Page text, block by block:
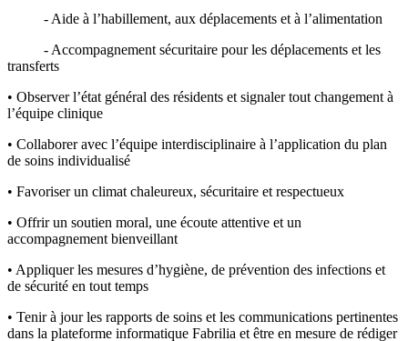
- Aide à l’habillement, aux déplacements et à l’alimentation
- Accompagnement sécuritaire pour les déplacements et les
transferts
• Observer l’état général des résidents et signaler tout changement à
l’équipe clinique
• Collaborer avec l’équipe interdisciplinaire à l’application du plan
de soins individualisé
• Favoriser un climat chaleureux, sécuritaire et respectueux
• Offrir un soutien moral, une écoute attentive et un
accompagnement bienveillant
• Appliquer les mesures d’hygiène, de prévention des infections et
de sécurité en tout temps
• Tenir à jour les rapports de soins et les communications pertinentes
dans la plateforme informatique Fabrilia et être en mesure de rédiger